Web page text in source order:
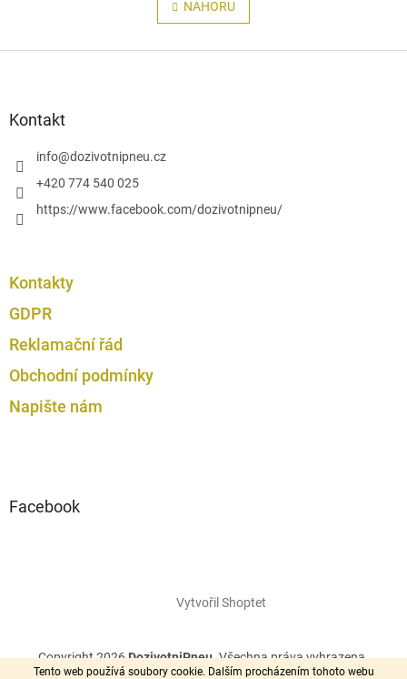
Tento web používá soubory cookie. Dalším procházením tohoto webu
l
á
ý
n
k
v
NAHORU
Kontakt
info@dozivotnipneu.cz
+420 774 540 025
https://www.facebook.com/dozivotnipneu/
Kontakty
GDPR
Reklamační řád
Obchodní podmínky
Napište nám
Facebook
Vytvořil Shoptet
Copyright 2026DozivotniPneu. Všechna práva vyhrazena.